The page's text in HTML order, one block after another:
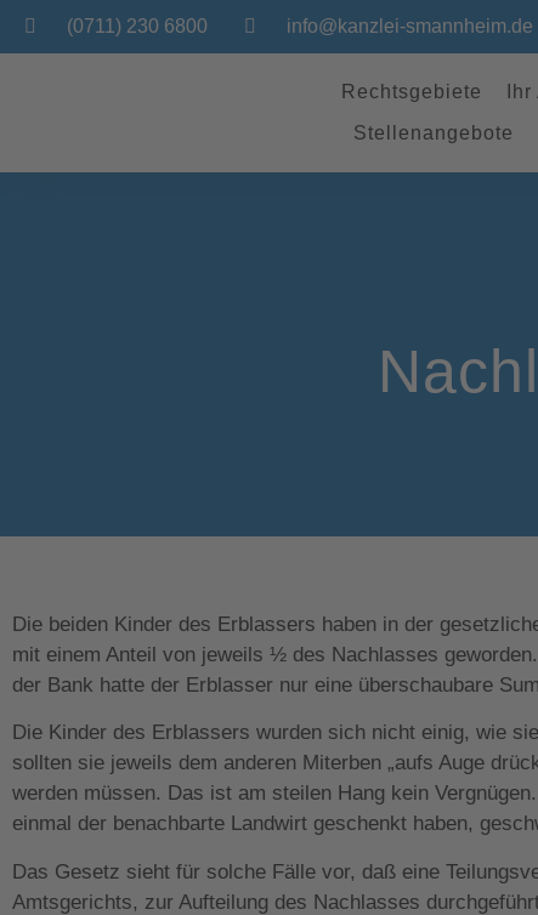
(0711) 230 6800 info@kanzlei-smannheim.de
Rechtsgebiete
Stellenangebote
Die beiden Kinder des Erblassers haben in der
mit einem Anteil von jeweils ½ des Nachlasses
der Bank hatte der Erblasser nur eine überschaubare
Die Kinder des Erblassers wurden sich nicht einig, wie
sollten sie jeweils dem anderen Miterben „aufs Auge
werden müssen. Das ist am steilen Hang kein
einmal der benachbarte Landwirt geschenkt haben,
Das Gesetz sieht für solche Fälle vor, daß eine
Amtsgerichts, zur Aufteilung des Nachlasses